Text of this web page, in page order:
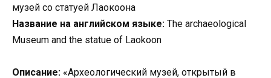
музей со статуей Лаокоона
Название на английском языке: The archaeological
Museum and the statue of Laokoon
Описание: «Археологический музей, открытый в